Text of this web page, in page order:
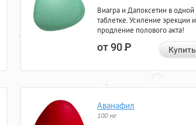
Виагра и Дапоксетин в одной
таблетке. Усиление эрекции и
продление полового акта!
от 90Р Купить
Аванафил
100 мг